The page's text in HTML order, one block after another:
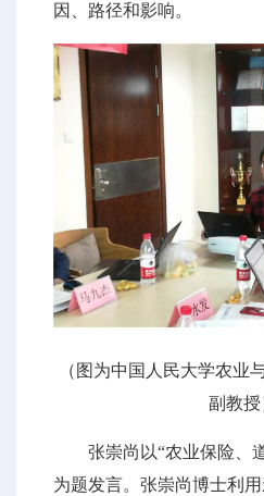
因、路径和影响。
（图为中国人民大学农业
副教授
张崇尚以“农业保险、
为题发言。张崇尚博士利